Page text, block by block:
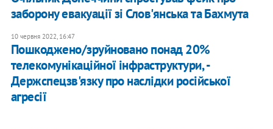
заборону евакуації зі Слов'янська та Бахмута
10 червня 2022, 16:47
Пошкоджено/зруйновано понад 20%
телекомунікаційної інфраструктури, -
Держспецзв'язку про наслідки російської
агресії